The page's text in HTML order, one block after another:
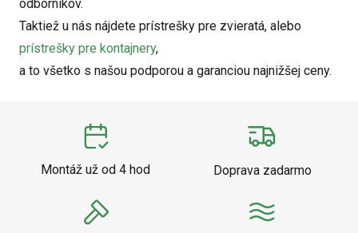
odborníkov.
Taktiež u nás nájdete prístrešky pre zvieratá, alebo
prístrešky pre kontajnery,
a to všetko s našou podporou a garanciou najnižšej ceny.
Montáž už od 4 hod Doprava zadarmo